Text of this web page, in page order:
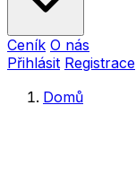
Ceník O nás
Přihlásit Registrace
Domů